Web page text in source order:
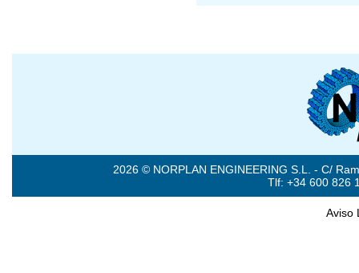
2026 © NORPLAN ENGINEERING S.L. - C/
Tlf: +34 600 826
Aviso